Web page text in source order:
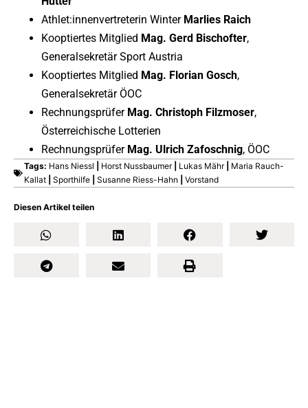
Diesen Artikel teilen
Athlet:innenvertreterin Winter Marlies Raich
Kooptiertes Mitglied Mag. Gerd Bischofter,
Generalsekretär Sport Austria
Kooptiertes Mitglied Mag. Florian Gosch,
Generalsekretär ÖOC
Rechnungsprüfer Mag. Christoph Filzmoser,
Österreichische Lotterien
Rechnungsprüfer Mag. Ulrich Zafoschnig, ÖOC
Tags: Hans Niessl Horst Nussbaumer| Lukas Mähr| Maria Rauch-
Kallat
Sporthilfe Susanne Riess-Hahn Vorstand